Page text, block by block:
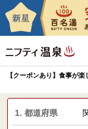
【クーポンあり】食事が
1. 都道府県